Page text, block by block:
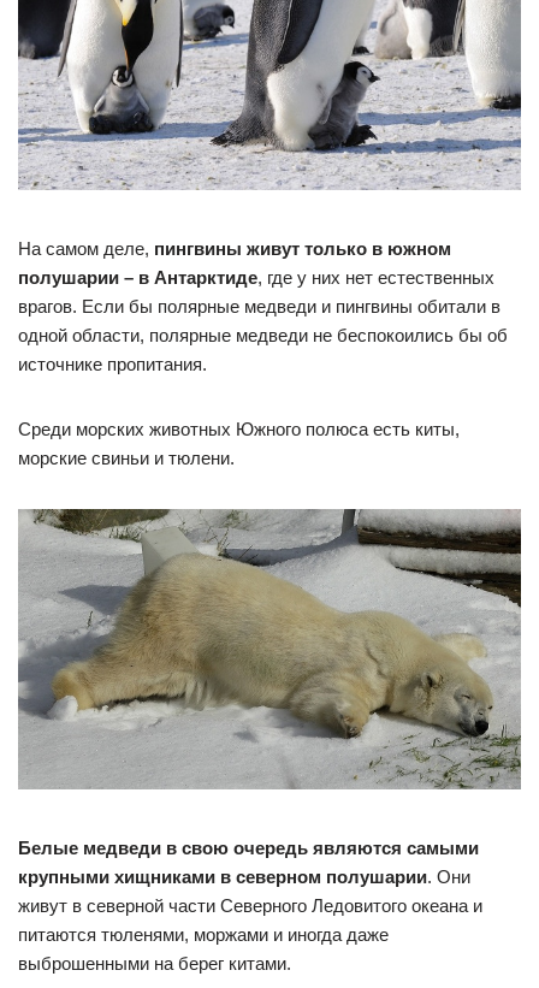
На самом деле, пингвины живут только в южном
полушарии – в Антарктиде, где у них нет естественных
врагов. Если бы полярные медведи и пингвины обитали в
одной области, полярные медведи не беспокоились бы об
источнике пропитания.
Среди морских животных Южного полюса есть киты,
морские свиньи и тюлени.
Белые медведи в свою очередь являются самыми
крупными хищниками в северном полушарии. Они
живут в северной части Северного Ледовитого океана и
питаются тюленями, моржами и иногда даже
выброшенными на берег китами.